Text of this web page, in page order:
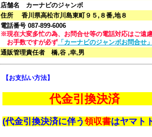
店舗名 カーナビのジャンボ
住所
香川県高松市川島東町９５,８番,地８
電話番号 087-899-6006
※現在大変多忙の為、お問合せ等の電話対応はご遠
お手数ですが必ず「カーナビのジャンボお問合せ」
通販管理責任者 橋,谷 ,幸,男
【お支払い方法】
代金引換決
(代金引換決済に伴う領収書はヤマト